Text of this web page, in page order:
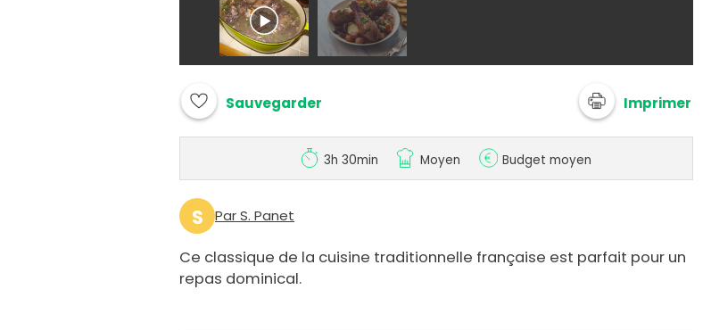
Sauvegarder Imprimer
3h 30min Moyen Budget moyen
S Par S. Panet
Ce classique de la cuisine traditionnelle française est parfait pour un
repas dominical.